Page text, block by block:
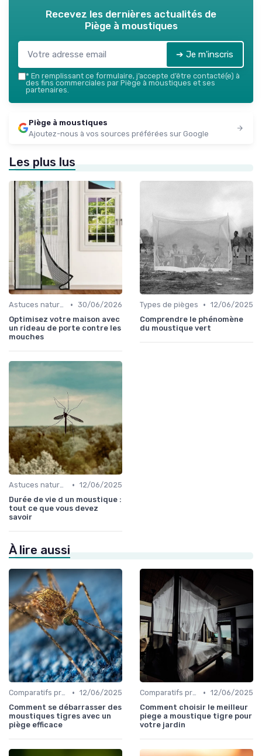
Recevez les dernières actualités de
Piège à moustiques
➔ Je m'inscris
* En remplissant ce formulaire, j’accepte d’être contacté(e) à
des fins commerciales par Piège à moustiques et ses
partenaires.
Piège à moustiques
Ajoutez-nous à vos sources préférées sur Google
Les plus lus
Astuces naturelles • 30/06/2026
Optimisez votre maison avec
un rideau de porte contre les
mouches
Types de pièges • 12/06/2025
Comprendre le phénomène
du moustique vert
Astuces naturelles • 12/06/2025
Durée de vie d un moustique :
tout ce que vous devez
savoir
À lire aussi
Comparatifs produits • 12/06/2025
Comment se débarrasser des
moustiques tigres avec un
piège efficace
Comparatifs produits • 12/06/2025
Comment choisir le meilleur
piege a moustique tigre pour
votre jardin